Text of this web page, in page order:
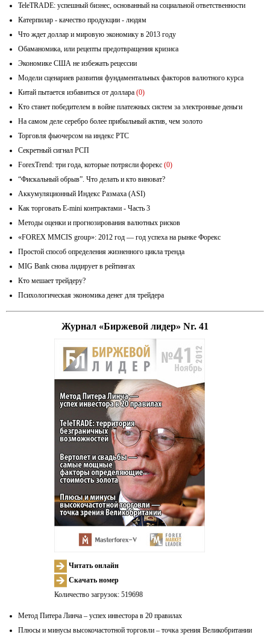
TeleTRADE: успешный бизнес, основанный на социальной ответственности
Катерпилар - качество продукции - людям
Что ждет доллар и мировую экономику в 2013 году
Обаманомика, или рецепты предотвращения кризиса
Экономике США не избежать рецессии
Модели сценариев развития фундаментальных факторов валютного курса
Китай пытается избавиться от доллара (0)
Кто станет победителем в войне платежных систем за электронные деньги
На самом деле серебро более прибыльный актив, чем золото
Торговля фьючерсом на индекс РТС
Секретный сигнал РСП
ForexTrend: три года, которые потрясли форекс (0)
“Фискальный обрыв”. Что делать и кто виноват?
Аккумуляционный Индекс Размаха (ASI)
Как торговать E-mini контрактами - Часть 3
Методы оценки и прогнозирования валютных рисков
«FOREX MMCIS group»: 2012 год — год успеха на рынке Форекс
Простой способ определения жизненного цикла тренда
MIG Bank снова лидирует в рейтингах
Кто мешает трейдеру?
Психологическая экономика денег для трейдера
Журнал «Биржевой лидер» Nr. 41
Читать онлайн
Скачать номер
Количество загрузок: 519698
Метод Питера Линча – успех инвестора в 20 правилах
Плюсы и минусы высокочастотной торговли – точка зрения Великобритании